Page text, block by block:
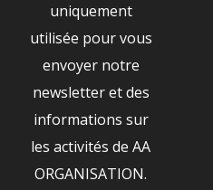
uniquement
utilisée pour vous
envoyer notre
newsletter et des
informations sur
les activités de AA
ORGANISATION.